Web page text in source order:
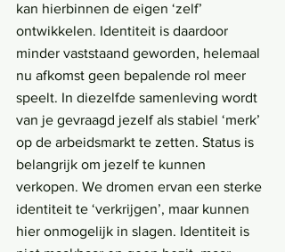
kan hierbinnen de eigen ‘zelf’
ontwikkelen. Identiteit is daardoor
minder vaststaand geworden, helemaal
nu afkomst geen bepalende rol meer
speelt. In diezelfde samenleving wordt
van je gevraagd jezelf als stabiel ‘merk’
op de arbeidsmarkt te zetten. Status is
belangrijk om jezelf te kunnen
verkopen. We dromen ervan een sterke
identiteit te ‘verkrijgen’, maar kunnen
hier onmogelijk in slagen. Identiteit is